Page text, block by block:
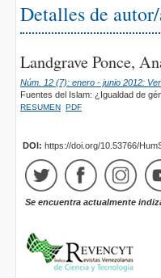
Detalles de
Landgrave Ponce,
Núm. 12 (7): enero - junio 2012:
Fuentes del Islam: ¿Igualdad de
RESUMEN PDF
DOI: https://doi.org/10.53766/
Se encuentra actualmente